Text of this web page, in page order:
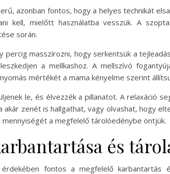
azonban fontos, hogy a helyes technikát
kell, mielőtt használatba vesszük. A
során.
masszírozni, hogy serkentsük a
a mellkashoz. A mellszívó
mértékét a mama kényelme szerint
le, és élvezzék a pillanatot. A relaxáció
akár zenét is hallgathat, vagy olvashat, hogy
a megfelelő tárolóedénybe öntjük.
és
fontos a megfelelő